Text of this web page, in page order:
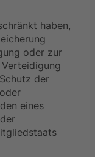
haben,
oder zur
der
eines